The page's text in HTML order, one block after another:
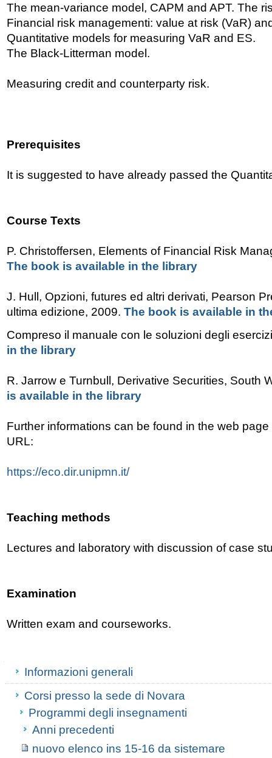
The mean-variance model, CAPM and APT. The
Financial risk managementi: value at risk (VaR)
Quantitative models for measuring VaR and ES.
The Black-Litterman model.
Measuring credit and counterparty risk.
Prerequisites
It is suggested to have already passed the
Course Texts
P. Christoffersen, Elements of Financial Risk
The book is available in the library
J. Hull, Opzioni, futures ed altri derivati, Pearson
ultima edizione, 2009. The book is available in
Compreso il manuale con le soluzioni degli
in the library
R. Jarrow e Turnbull, Derivative Securities, South
is available in the library
Further informations can be found in the web
URL:
https://eco.dir.unipmn.it/
Teaching methods
Lectures and laboratory with discussion of case
Examination
Written exam and courseworks.
Navigazione
Informazioni generali
Corsi presso la sede di Novara
Programmi degli insegnamenti
Anni precedenti
nuovo elenco ins 15-16 da sistemare